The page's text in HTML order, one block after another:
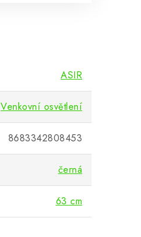
ASIR
Venkovní osvětlení
8683342808453
černá
63 cm